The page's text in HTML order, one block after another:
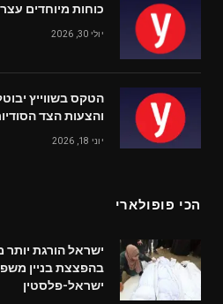
כוחות מיוחדים
יולי 30, 2026
הטקס בשווייץ
והצעות הצד
יוני 18, 2026
הכי פופולארי
בהפצצת בניין
ישראל-פלסטין